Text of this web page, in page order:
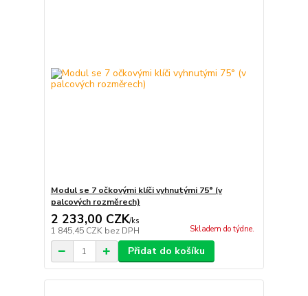
Modul se 7 očkovými klíči vyhnutými 75° (v
palcových rozměrech)
2 233,00 CZK/ks
1 845,45 CZK bez DPH Skladem do týdne.
Přidat do košíku